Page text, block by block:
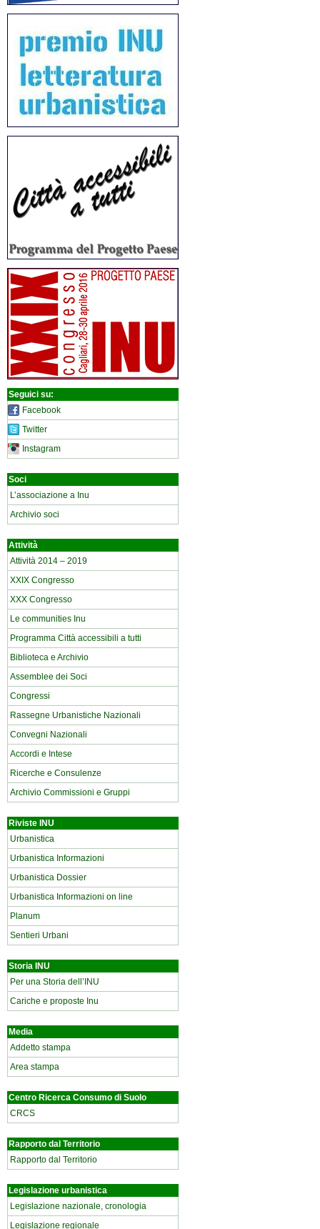
Seguici su:
Facebook
Twitter
Instagram
Soci
L’associazione a Inu
Archivio soci
Attività
Attività 2014 – 2019
XXIX Congresso
XXX Congresso
Le communities Inu
Programma Città accessibili a tutti
Biblioteca e Archivio
Assemblee dei Soci
Congressi
Rassegne Urbanistiche Nazionali
Convegni Nazionali
Accordi e Intese
Ricerche e Consulenze
Archivio Commissioni e Gruppi
Riviste INU
Urbanistica
Urbanistica Informazioni
Urbanistica Dossier
Urbanistica Informazioni on line
Planum
Sentieri Urbani
Storia INU
Per una Storia dell’INU
Cariche e proposte Inu
Media
Addetto stampa
Area stampa
Centro Ricerca Consumo di Suolo
CRCS
Rapporto dal Territorio
Rapporto dal Territorio
Legislazione urbanistica
Legislazione nazionale, cronologia
Legislazione regionale